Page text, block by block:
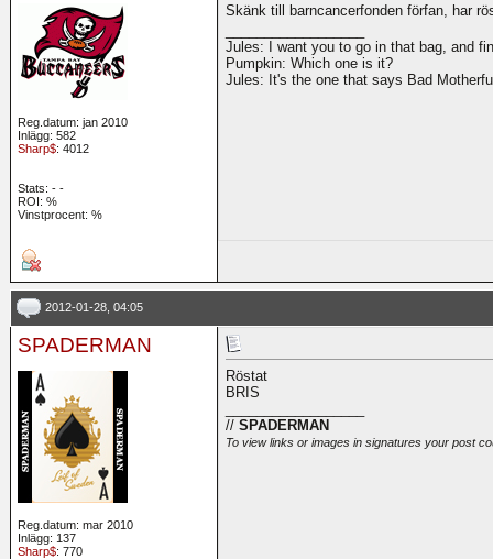
Reg.datum: jan 2010
Inlägg: 582
Sharp$: 4012
Stats: - -
ROI: %
Vinstprocent: %
Skänk till barncancerfonden förfan, har
Jules: I want you to go in that bag, and
Pumpkin: Which one is it?
Jules: It's the one that says Bad
2012-01-28, 04:05
SPADERMAN
Reg.datum: mar 2010
Inlägg: 137
Sharp$: 770
Röstat
BRIS
// SPADERMAN
To view links or images in signatures your post